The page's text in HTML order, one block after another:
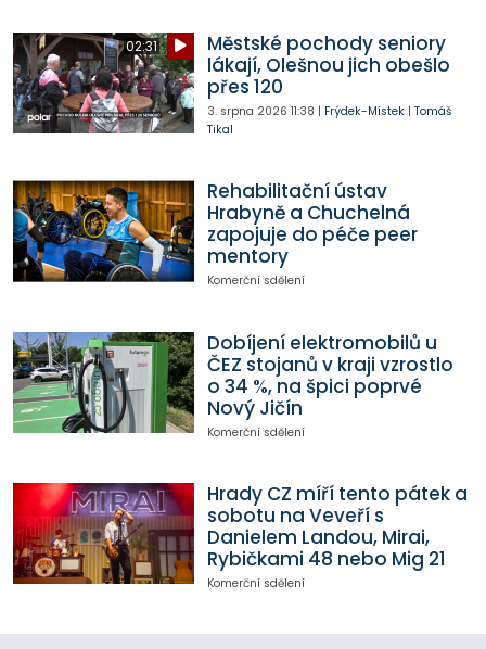
02:31
Městské pochody seniory
lákají, Olešnou jich obešlo
přes 120
3. srpna 2026 11:38 | Frýdek-Místek| Tomáš
Tikal
Rehabilitační ústav
Hrabyně a Chuchelná
zapojuje do péče peer
mentory
Komerční sdělení
Dobíjení elektromobilů u
ČEZ stojanů v kraji vzrostlo
o 34 %, na špici poprvé
Nový Jičín
Komerční sdělení
Hrady CZ míří tento pátek a
sobotu na Veveří s
Danielem Landou, Mirai,
Rybičkami 48 nebo Mig 21
Komerční sdělení